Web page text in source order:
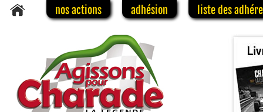
nos actions adhésion liste des